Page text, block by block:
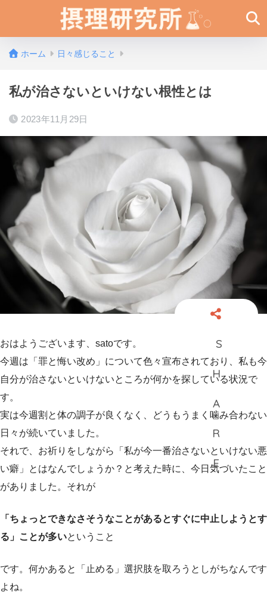
ホーム 日々感じること
私が治さないといけない根性とは
2023年11月29日
おはようございます、satoです。
今週は「罪と悔い改め」について色々宣布されており、私も今
自分が治さないといけないところが何かを探している状況で
す。
実は今週割と体の調子が良くなく、どうもうまく噛み合わない
日々が続いていました。
それで、お祈りをしながら「私が今一番治さないといけない悪
い癖」とはなんでしょうか？と考えた時に、今日気づいたこと
がありました。それが
「ちょっとできなさそうなことがあるとすぐに中止しようとす
る」ことが多いということ
です。何かあると「止める」選択肢を取ろうとしがちなんです
よね。